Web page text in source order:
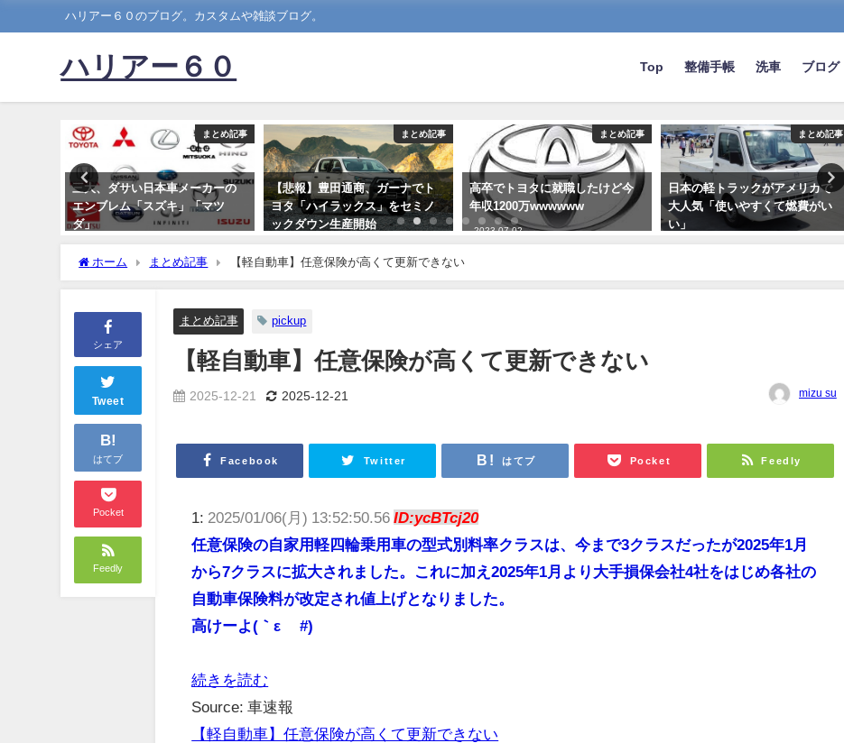
ハリアー６０のブログ。カスタムや雑談ブログ。
ハリアー６０ Top 整備手帳 洗車 ブログ
まとめ記事
三大、ダサい日本車メーカーの
エンブレム「スズキ」「マツ
ダ」
まとめ記事
【悲報】豊田通商、ガーナでト
ヨタ「ハイラックス」をセミノ
ックダウン生産開始
wwwwwwwwwwww
2021-07-02
まとめ記事
高卒でトヨタに就職したけど今
年収1200万wwwwww
2023-07-02
まとめ記事
日本の軽トラックがアメリカで
大人気「使いやすくて燃費がい
い」
ホーム まとめ記事 【軽自動車】任意保険が高くて更新できない
シェア
Tweet
B!
はてブ
Pocket
Feedly
まとめ記事 pickup
【軽自動車】任意保険が高くて更新できない
2025-12-21 2025-12-21 mizu su
Facebook Twitter はてブ Pocket Feedly
1: 2025/01/06(月) 13:52:50.56ID:ycBTcj20
任意保険の自家用軽四輪乗用車の型式別料率クラスは、今まで3クラスだったが2025年1月
から7クラスに拡大されました。これに加え2025年1月より大手損保会社4社をはじめ各社の
自動車保険料が改定され値上げとなりました。
高けーよ(｀ε´ #)
続きを読む
Source: 車速報
【軽自動車】任意保険が高くて更新できない